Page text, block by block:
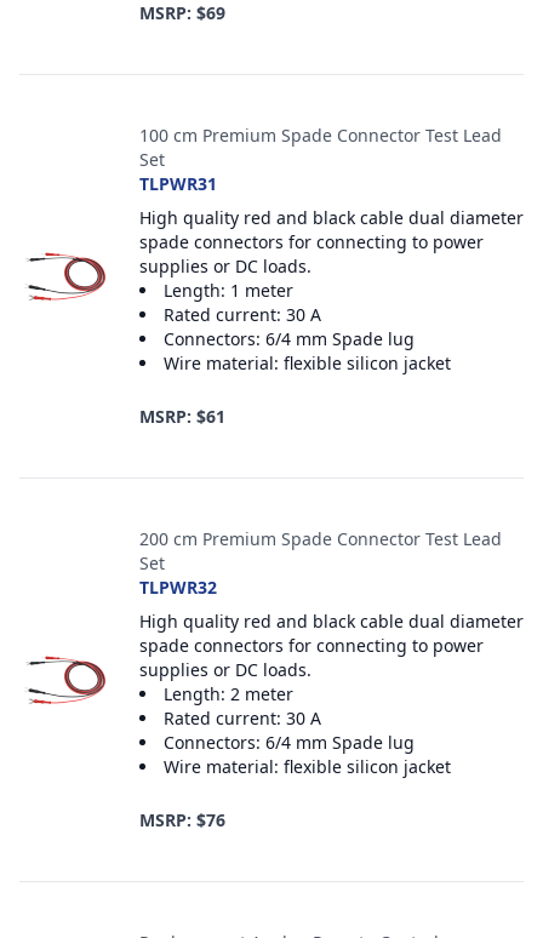
MSRP: $69
100 cm Premium Spade Connector Test Lead
Set
TLPWR31
High quality red and black cable dual diameter
spade connectors for connecting to power
supplies or DC loads.
Length: 1 meter
Rated current: 30 A
Connectors: 6/4 mm Spade lug
Wire material: flexible silicon jacket
MSRP: $61
200 cm Premium Spade Connector Test Lead
Set
TLPWR32
High quality red and black cable dual diameter
spade connectors for connecting to power
supplies or DC loads.
Length: 2 meter
Rated current: 30 A
Connectors: 6/4 mm Spade lug
Wire material: flexible silicon jacket
MSRP: $76